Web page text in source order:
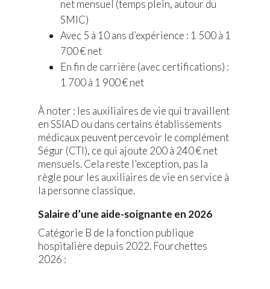
net mensuel (temps plein, autour du
SMIC)
Avec 5 à 10 ans d’expérience : 1 500 à 1
700 € net
En fin de carrière (avec certifications) :
1 700 à 1 900 € net
À noter : les auxiliaires de vie qui travaillent
en SSIAD ou dans certains établissements
médicaux peuvent percevoir le complément
Ségur (CTI), ce qui ajoute 200 à 240 € net
mensuels. Cela reste l’exception, pas la
règle pour les auxiliaires de vie en service à
la personne classique.
Salaire d’une aide-soignante en 2026
Catégorie B de la fonction publique
hospitalière depuis 2022. Fourchettes
2026 :